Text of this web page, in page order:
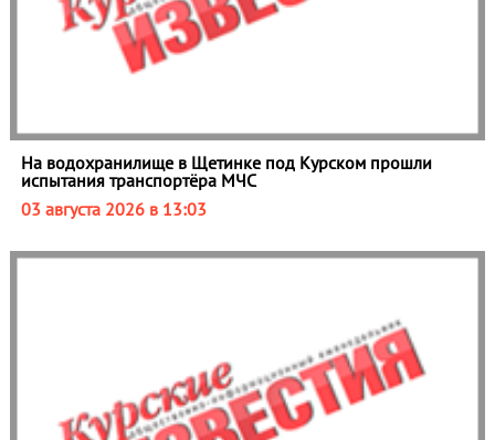
На водохранилище в Щетинке под Курском прошли
испытания транспортёра МЧС
03 августа 2026 в 13:03